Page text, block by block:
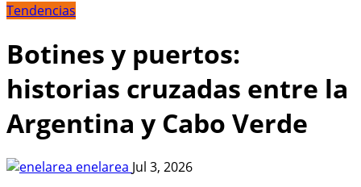
Tendencias
Botines y puertos:
historias cruzadas entre la
Argentina y Cabo Verde
enelarea Jul 3, 2026